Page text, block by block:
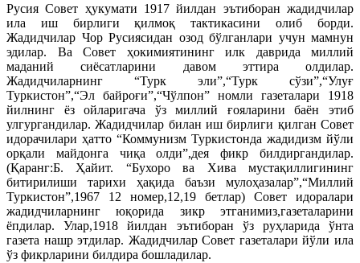
Русия Совет ҳукумати 1917 йилдан эътиборан жадидчилар
ила иш бирлиги қилмоқ тактикасини олиб борди.
Жадидчилар Чор Русиясидан озод бўлганлари учун мамнун
эдилар. Ва Совет ҳокимиятининг илк даврида миллий
маданий сиёсатларини давом эттира олдилар.
Жадидчиларнинг “Турк эли”,“Турк сўзи”,“Улуғ
Туркистон”,“Эл байроғи”,“Чўлпон” номли газеталари 1918
йилнинг ёз ойларигача ўз миллий ғояларини баён этиб
улгургандилар. Жадидчилар билан иш бирлиги қилган Совет
идорачилари ҳатто “Коммунизм Туркистонда жадидизм йўли
орқали майдонга чиқа олди”,дея фикр билдиргандилар.
(Қаранг:Б. Ҳайит. “Бухоро ва Хива мустақиллигининг
битирилиши тарихи ҳақида баъзи мулоҳазалар”,“Миллий
Туркистон”,1967 12 номер,12,19 бетлар) Совет идоралари
жадидчиларнинг юқорида зикр этганимиз,газеталарини
ёпдилар. Улар,1918 йилдан эътиборан ўз руҳларида ўнта
газета нашр этдилар. Жадидчилар Совет газеталари йўли ила
ўз фикрларини билдира бошладилар.